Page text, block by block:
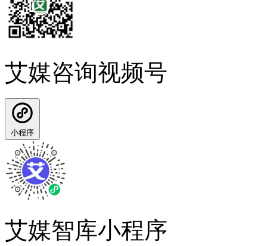
艾媒咨询视频号
小程序
艾媒智库小程序